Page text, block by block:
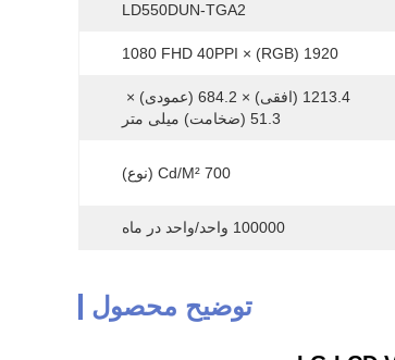
LD550DUN-TGA2
1920 (RGB) × 1080 FHD 40PPI
51.3 (ضخامت) میلی متر
700 Cd/m² (نوع)
100000 واحد/واحد در ماه
توضیح محصول